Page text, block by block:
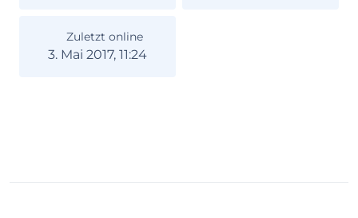
Zuletzt online
3. Mai 2017, 11:24